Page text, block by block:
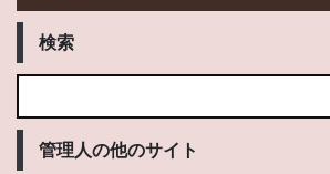
検索
管理人の他のサイト